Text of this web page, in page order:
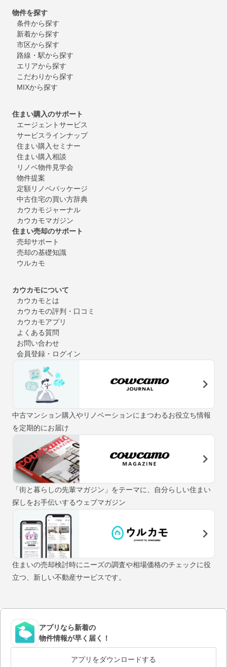
物件を探す
条件から探す
新着から探す
市区から探す
路線・駅から探す
エリアから探す
こだわりから探す
MIXから探す
住まい購入のサポート
エージェントサービス
サービスラインナップ
住まい購入セミナー
住まい購入相談
リノベ物件見学会
物件提案
定額リノベパッケージ
中古住宅の買い方辞典
カウカモジャーナル
カウカモマガジン
住まい売却のサポート
売却サポート
売却の基礎知識
ウルカモ
カウカモについて
カウカモとは
カウカモの評判・口コミ
カウカモアプリ
よくある質問
お問い合わせ
会員登録・ログイン
中古マンション購入やリノベーションにまつわるお役立ち情報
を定期的にお届け
「街と暮らしの先輩マガジン」をテーマに、自分らしい住まい
探しをお手伝いするウェブマガジン
住まいの売却検討時にニーズの調査や相場価格のチェックに役
立つ、新しい不動産サービスです。
アプリなら新着の
物件情報が早く届く！
アプリをダウンロードする